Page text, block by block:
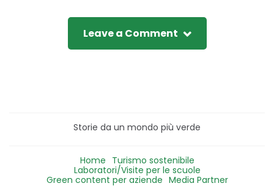
Leave a Comment
Storie da un mondo più verde
Home Turismo sostenibile
Laboratori/Visite per le scuole
Green content per aziende Media Partner